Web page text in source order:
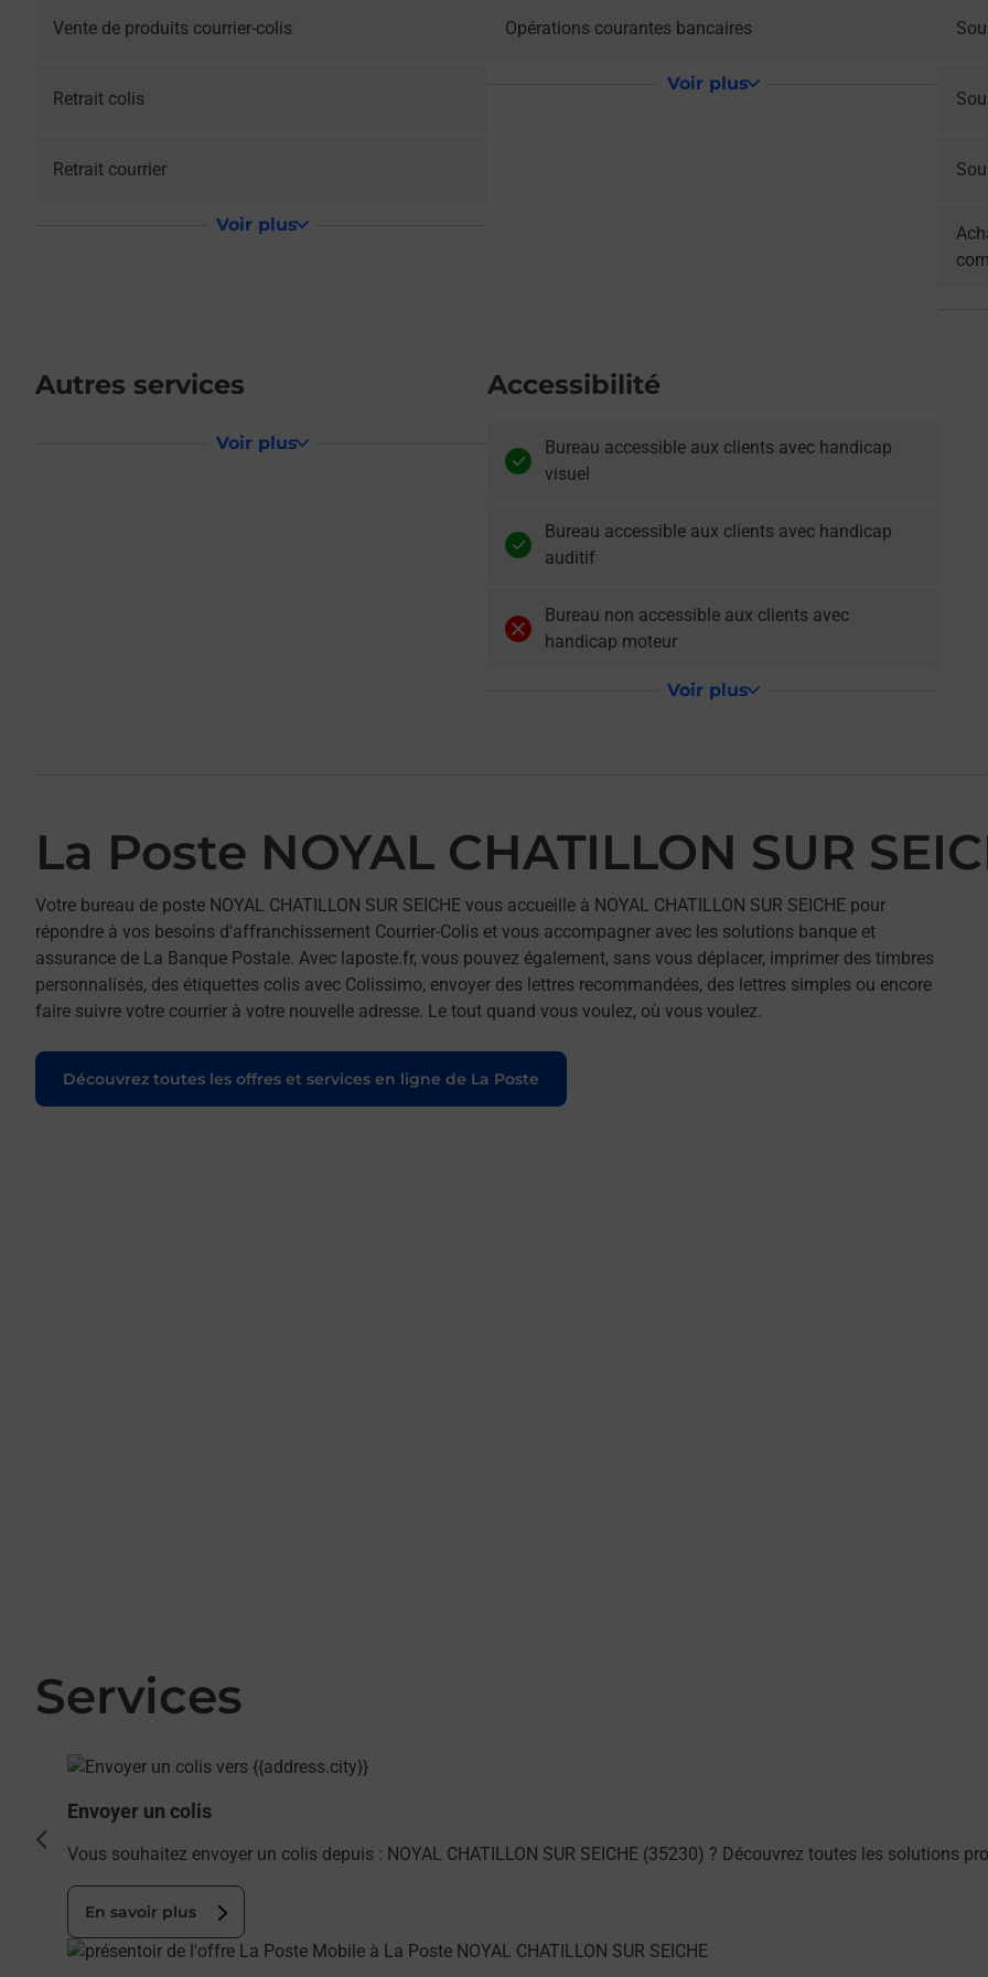
Vente de produits courrier-colis
Retrait colis
Retrait courrier
Voir plus
Opérations courantes bancaires
Voir plus
Autres services
Voir plus
Accessibilité
Bureau accessible aux clients avec handicap
visuel
Bureau accessible aux clients avec handicap
auditif
Bureau non accessible aux clients avec
handicap moteur
Voir plus
La Poste NOYAL CHATILLON SUR
Votre bureau de poste NOYAL CHATILLON SUR SEICHE vous accueille à NOYAL CHATILLON SUR SEICHE pour
répondre à vos besoins d'affranchissement Courrier-Colis et vous accompagner avec les solutions banque et
assurance de La Banque Postale. Avec laposte.fr, vous pouvez également, sans vous déplacer, imprimer des timbres
personnalisés, des étiquettes colis avec Colissimo, envoyer des lettres recommandées, des lettres simples ou encore
faire suivre votre courrier à votre nouvelle adresse. Le tout quand vous voulez, où vous voulez.
Découvrez toutes les offres et services en ligne de La Poste
Services
En savoir plus
Envoyer un colis
Vous souhaitez envoyer un colis depuis : NOYAL CHATILLON SUR SEICHE (35230) ? Découvrez toutes les solutions
En savoir plus
En savoir plus